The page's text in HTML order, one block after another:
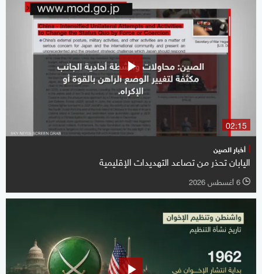
02:15
أخبار الصين
اليابان تحذر من تصاعد التهديدات الإقليمية
l 6 أغسطس 2026